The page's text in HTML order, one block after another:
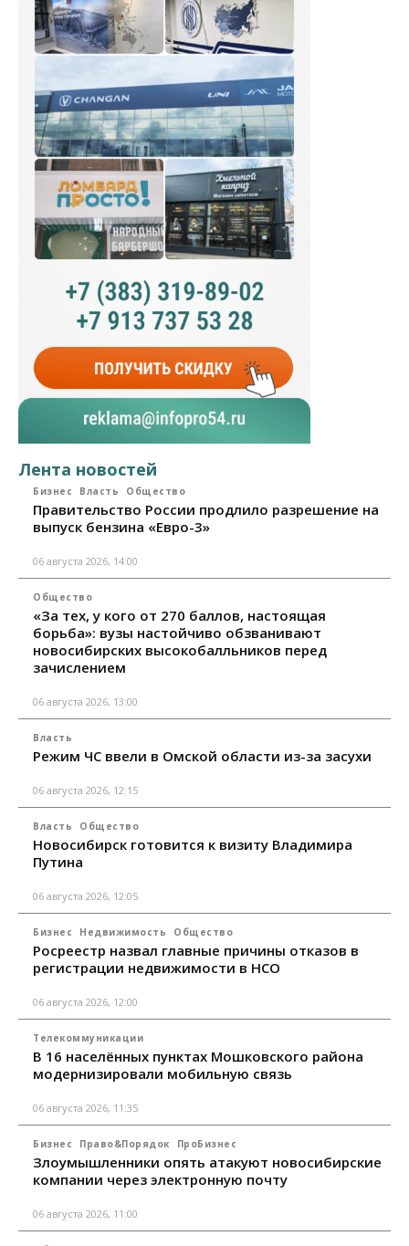
Лента новостей
Бизнес Власть Общество
Правительство России продлило разрешение на
выпуск бензина «Евро-3»
06 августа 2026, 14:00
Общество
«За тех, у кого от 270 баллов, настоящая
борьба»: вузы настойчиво обзванивают
новосибирских высокобалльников перед
зачислением
06 августа 2026, 13:00
Власть
Режим ЧС ввели в Омской области из-за засухи
06 августа 2026, 12:15
Власть Общество
Новосибирск готовится к визиту Владимира
Путина
06 августа 2026, 12:05
Бизнес Недвижимость Общество
Росреестр назвал главные причины отказов в
регистрации недвижимости в НСО
06 августа 2026, 12:00
Телекоммуникации
В 16 населённых пунктах Мошковского района
модернизировали мобильную связь
06 августа 2026, 11:35
Бизнес Право&Порядок ПроБизнес
Злоумышленники опять атакуют новосибирские
компании через электронную почту
06 августа 2026, 11:00